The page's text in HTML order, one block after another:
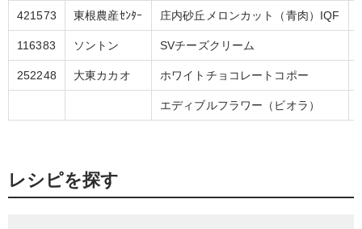
421573 東根農産ｾﾝﾀｰ 庄内砂丘メロンカット（青肉）IQF
116383 ソントン SVチーズクリーム
252248 大東カカオ ホワイトチョコレートコポー
エディブルフラワー（ビオラ）
レシピを探す